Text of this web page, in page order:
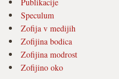
Speculum
Zofija v medijih
Zofijina bodica
Zofijina modrost
Zofijino oko